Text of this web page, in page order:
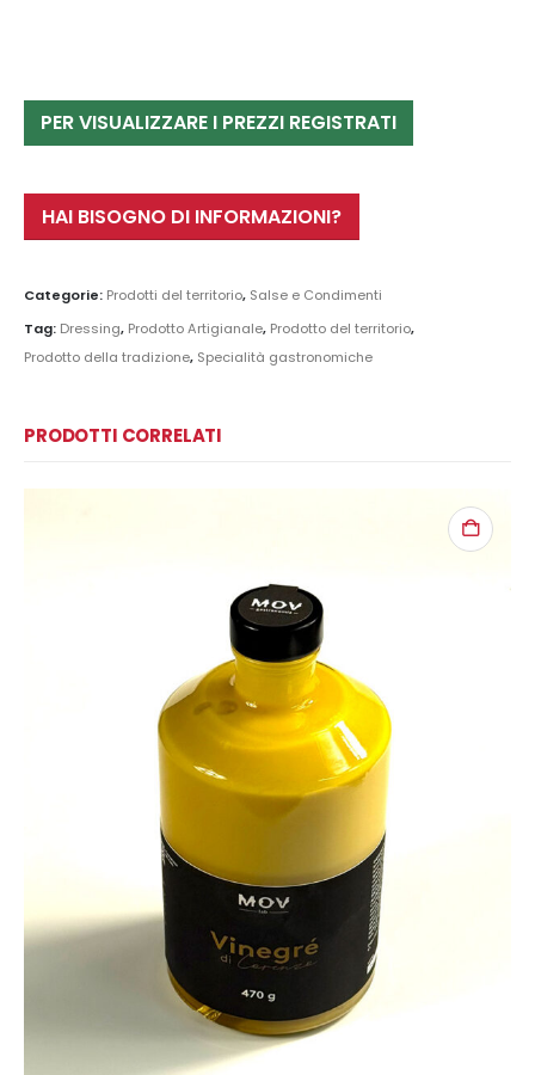
PER VISUALIZZARE I PREZZI REGISTRATI
HAI BISOGNO DI INFORMAZIONI?
Categorie: Prodotti del territorio, Salse e Condimenti
Tag: Dressing, Prodotto Artigianale, Prodotto del territorio,
Prodotto della tradizione, Specialità gastronomiche
PRODOTTI CORRELATI